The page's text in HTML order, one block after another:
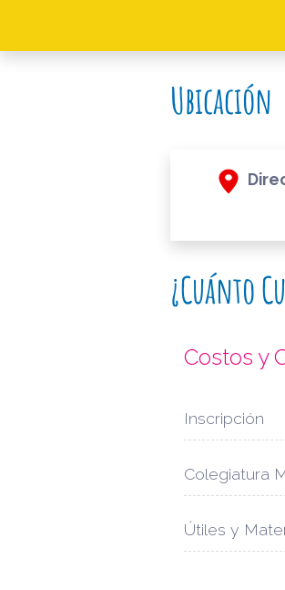
Ubicación
¿Cuánto
Costos y
Inscripción
Colegiatura
Útiles y